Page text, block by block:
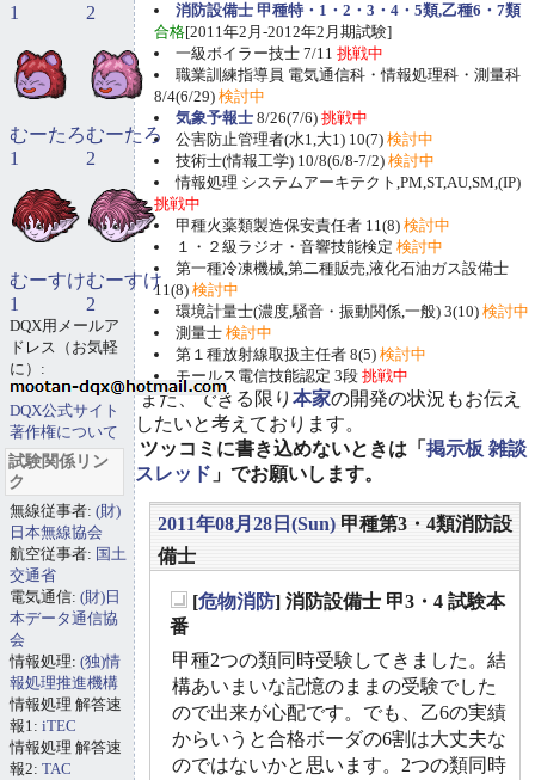
消防設備士 甲種特・1・2・3・4・5類,乙種6・7類
合格[2011年2月-2012年2月期試験]
一級ボイラー技士 7/11 挑戦中
職業訓練指導員 電気通信科・情報処理科・測量科
8/4(6/29) 検討中
気象予報士 8/26(7/6) 挑戦中
公害防止管理者(水1,大1) 10(7) 検討中
技術士(情報工学) 10/8(6/8-7/2) 検討中
情報処理 システムアーキテクト,PM,ST,AU,SM,(IP)
挑戦中
甲種火薬類製造保安責任者 11(8) 検討中
１・２級ラジオ・音響技能検定 検討中
第一種冷凍機械,第二種販売,液化石油ガス設備士
11(8) 検討中
環境計量士(濃度,騒音・振動関係,一般) 3(10) 検討中
測量士 検討中
第１種放射線取扱主任者 8(5) 検討中
モールス電信技能認定 3段 挑戦中
また、できる限り 本家の開発の状況もお伝え
したいと考えております。
ツッコミに書き込めないときは「 掲示板 雑談
スレッド 」でお願いします。
2011年08月28日(Sun) 甲種第3・4類消防設
備士
[危物消防] 消防設備士 甲3・4 試験本
番
甲種2つの類同時受験してきました。結
構あいまいな記憶のままの受験でした
ので出来が心配です。でも、乙6の実績
からいうと合格ボーダの6割は大丈夫な
のではないかと思います。2つの類同時
1
2
むーたろ
1
むーたろ
2
むーすけ
1
むーすけ
2
DQX用メールア
ドレス（お気軽
に）:
DQX公式サイト
著作権について
試験関係リン
ク
無線従事者: (財)
日本無線協会
航空従事者: 国土
交通省
電気通信: (財)日
本データ通信協
会
情報処理: (独)情
報処理推進機構
情報処理 解答速
報1: iTEC
情報処理 解答速
報2: TAC